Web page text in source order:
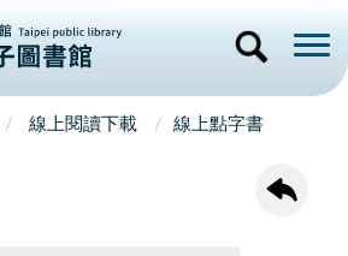
線上閱讀下載 線上點字書